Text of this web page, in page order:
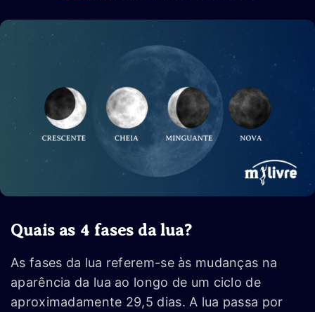
Quais as 4 fases da lua?
As fases da lua referem-se às mudanças na
aparência da lua ao longo de um ciclo de
aproximadamente 29,5 dias. A lua passa por